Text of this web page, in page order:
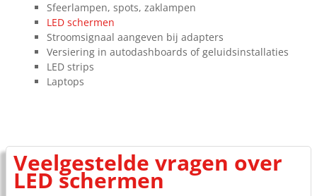
Sfeerlampen, spots, zaklampen
LED schermen
Stroomsignaal aangeven bij adapters
Versiering in autodashboards of geluidsinstallaties
LED strips
Laptops
Veelgestelde vragen over
LED schermen